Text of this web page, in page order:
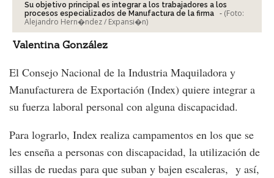
Su objetivo principal es integrar a los trabajadores a los
procesos especializados de Manufactura de la firma
- (Foto:
Alejandro Hern�ndez / Expansi�n)
Valentina González
El Consejo Nacional de la Industria Maquiladora y
Manufacturera de Exportación (Index) quiere integrar a
su fuerza laboral personal con alguna discapacidad.
Para lograrlo, Index realiza campamentos en los que se
les enseña a personas con discapacidad, la utilización de
sillas de ruedas para que suban y bajen escaleras, y así,